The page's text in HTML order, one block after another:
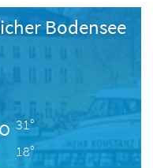
Bodensee
31°
18°